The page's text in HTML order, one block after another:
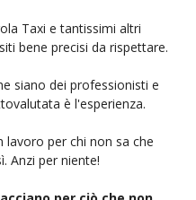
Taxi e tantissimi altri
bene precisi da rispettare.
siano dei professionisti e
è l'esperienza.
lavoro per chi non sa che
Anzi per niente!